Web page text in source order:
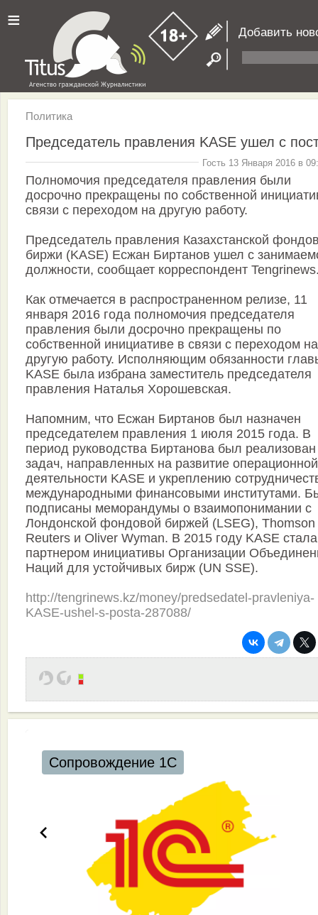
≡ Добавить
Политика
Председатель правления KASE ушел с
Гость 13 Января 2016 в
Полномочия председателя правления были
досрочно прекращены по собственной
связи с переходом на другую работу.
Председатель правления Казахстанской
биржи (KASE) Есжан Биртанов ушел с
должности, сообщает корреспондент
Как отмечается в распространенном релизе, 11
января 2016 года полномочия председателя
правления были досрочно прекращены по
собственной инициативе в связи с переходом на
другую работу. Исполняющим обязанности
KASE была избрана заместитель председателя
правления Наталья Хорошевская.
Напомним, что Есжан Биртанов был назначен
председателем правления 1 июля 2015 года. В
период руководства Биртанова был
задач, направленных на развитие операционной
деятельности KASE и укреплению
международными финансовыми институтами.
подписаны меморандумы о взаимопонимании с
Лондонской фондовой биржей (LSEG), Thomson
Reuters и Oliver Wyman. В 2015 году KASE стала
партнером инициативы Организации
Наций для устойчивых бирж (UN SSE).
http://tengrinews.kz/money/predsedatel-pravleniya-
KASE-ushel-s-posta-287088/
Сопровождение 1С